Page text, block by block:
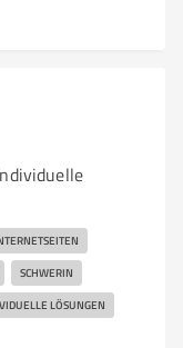
SCHWERIN
LÖSUNGEN